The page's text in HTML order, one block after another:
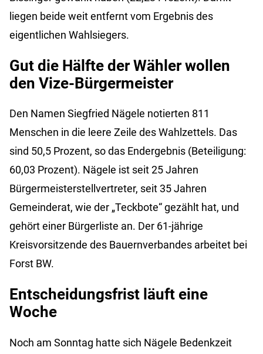
liegen beide weit entfernt vom Ergebnis des
eigentlichen Wahlsiegers.
Gut die Hälfte der Wähler wollen
den Vize-Bürgermeister
Den Namen Siegfried Nägele notierten 811
Menschen in die leere Zeile des Wahlzettels. Das
sind 50,5 Prozent, so das Endergebnis (Beteiligung:
60,03 Prozent). Nägele ist seit 25 Jahren
Bürgermeisterstellvertreter, seit 35 Jahren
Gemeinderat, wie der „Teckbote“ gezählt hat, und
gehört einer Bürgerliste an. Der 61-jährige
Kreisvorsitzende des Bauernverbandes arbeitet bei
Forst BW.
Entscheidungsfrist läuft eine
Woche
Noch am Sonntag hatte sich Nägele Bedenkzeit